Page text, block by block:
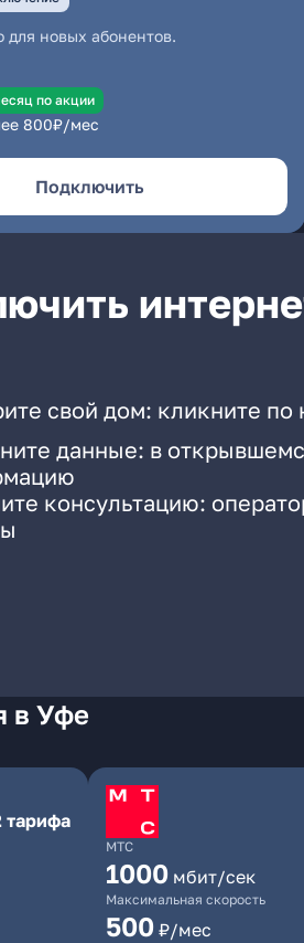
для новых абонентов.
по акции
800₽/мес
Подключить
свой дом: кликните
данные: в
консультацию:
в Уфе
тарифа
МТС
1000 мбит/сек
Максимальная скорость
500 ₽/мес